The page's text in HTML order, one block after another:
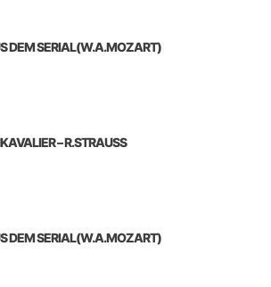
DEM SERIAL(W.A.MOZART)
– R.STRAUSS
DEM SERIAL(W.A.MOZART)